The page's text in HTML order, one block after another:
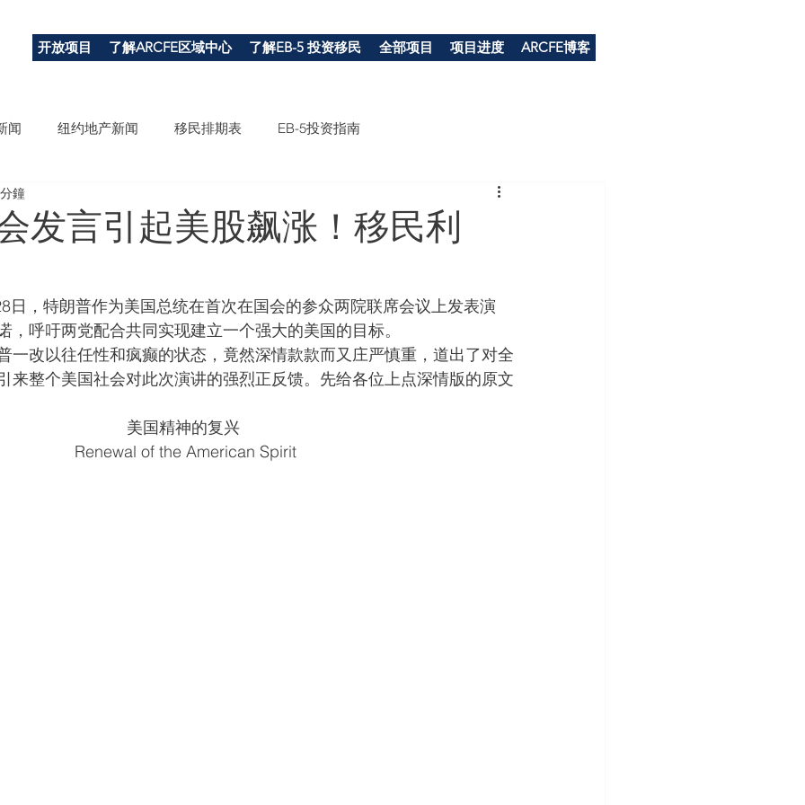
开放项目 了解ARCFE区域中心 了解EB-5 投资移民 全部项目 项目进度 ARCFE博客
闻 纽约地产新闻 移民排期表 EB-5投资指南
发言引起美股飙涨！移民利
鐘
日，特朗普作为美国总统在首次在国会的参众两院联席会议上发表演
，呼吁两党配合共同实现建立一个强大的美国的目标。
一改以往任性和疯癫的状态，竟然深情款款而又庄严慎重，道出了对全
来整个美国社会对此次演讲的强烈正反馈。先给各位上点深情版的原文
美国精神的复兴
Renewal of the American Spirit